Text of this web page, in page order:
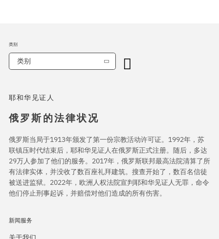
耶和华见证人
俄罗斯的法律状况
俄罗斯当局于1913年颁发了第一份宗教活动许可证。1992年，苏
联镇压时代结束后，耶和华见证人在俄罗斯正式注册。随后，多达
29万人参加了他们的服务。2017年，俄罗斯联邦最高法院清算了所
有法律实体，并没收了数百座礼拜建筑。搜查开始了，数百名信徒
被送进监狱。2022年，欧洲人权法院宣判耶和华见证人无罪，命令
他们停止刑事起诉，并赔偿对他们造成的所有伤害。
新闻服务
类别
类别